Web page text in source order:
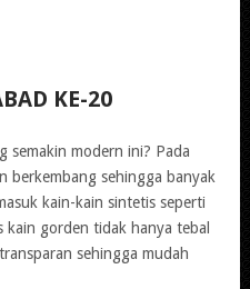
KE-20
semakin modern ini? Pada
berkembang sehingga banyak
kain-kain sintetis seperti
gorden tidak hanya tebal
sehingga mudah